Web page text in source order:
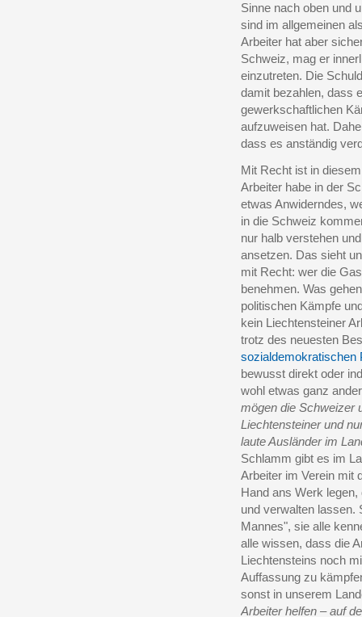
Sinne nach oben und
sind im allgemeinen
Arbeiter hat aber
Schweiz, mag er
einzutreten. Die
damit bezahlen, dass
gewerkschaftlichen
aufzuweisen hat.
dass es anständig
Mit Recht ist in
Arbeiter habe in der
etwas Anwiderndes,
in die Schweiz
nur halb verstehen
ansetzen. Das sieht
mit Recht: wer die
benehmen. Was
politischen Kämpfe
kein Liechtensteiner
trotz des neuesten
sozialdemokratischen
bewusst direkt oder
wohl etwas ganz
mögen die Schweizer
Liechtensteiner und
laute Ausländer im
Schlamm gibt es im
Arbeiter im Verein mit
Hand ans Werk
und verwalten lassen.
Mannes", sie alle
alle wissen, dass die
Liechtensteins noch
Auffassung zu
sonst in unserem
Arbeiter helfen – auf